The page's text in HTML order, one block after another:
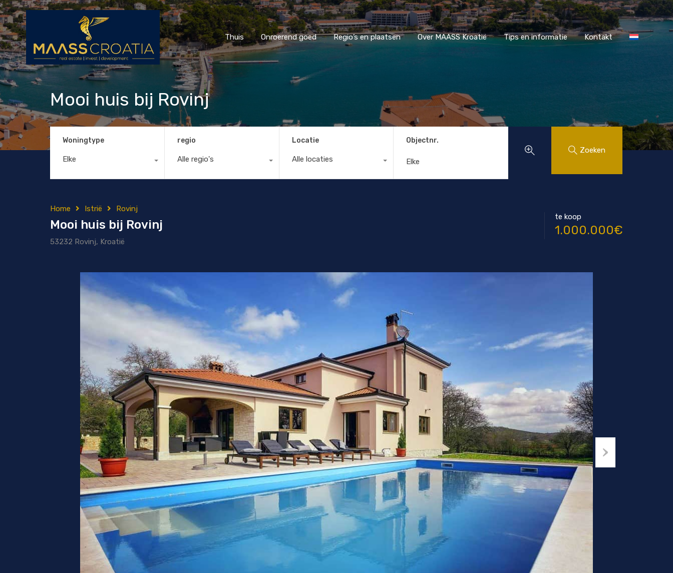
Thuis Onroerend goed Regio’s en plaatsen Over MAASS Kroatië Tips en informatie Kontakt
Thuis Onroerend goed Regio’s en plaatsen Over MAASS Kroatië Tips en informatie Kontakt
Mooi huis bij Rovinj
Woningtype
Elke
regio
Alle regio's
Locatie
Alle locaties
Objectnr.
Zoeken
Home Istrië Rovinj
Mooi huis bij Rovinj
53232 Rovinj, Kroatië
te koop
1.000.000€